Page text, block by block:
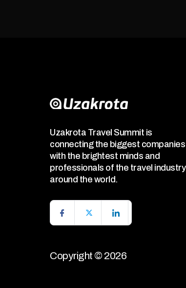
Uzakrota Travel Summit is
connecting the biggest companies
with the brightest minds and
professionals of the travel industry
around the world.
Copyright © 2026